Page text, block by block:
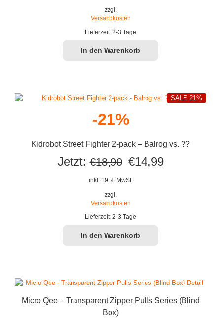
zzgl.
Versandkosten
Lieferzeit: 2-3 Tage
In den Warenkorb
-21%
Kidrobot Street Fighter 2-pack – Balrog vs. ??
SALE 21%
Jetzt: €18,90 Ursprünglicher
Preis
€18,90
€14,99Aktueller
inkl. 19 % MwSt.
zzgl.
Versandkosten
Lieferzeit: 2-3 Tage
In den Warenkorb
Micro Qee – Transparent Zipper Pulls Series (Blind
Box)